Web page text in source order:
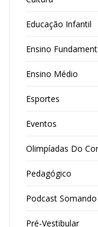
Educação Infantil
Ensino
Ensino Médio
Esportes
Eventos
Olimpíadas Do
Pedagógico
Podcast
Pré-Vestibular